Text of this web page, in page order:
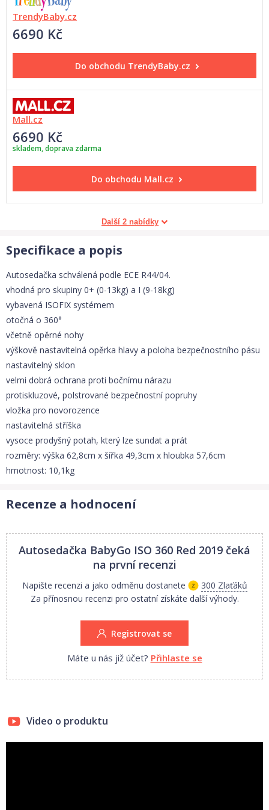
TrendyBaby.cz
6690 Kč
Do obchodu TrendyBaby.cz
Mall.cz
6690 Kč
skladem, doprava zdarma
Do obchodu Mall.cz
Další 2 nabídky
Specifikace a popis
Autosedačka schválená podle ECE R44/04.
vhodná pro skupiny 0+ (0-13kg) a I (9-18kg)
vybavená ISOFIX systémem
otočná o 360°
včetně opěrné nohy
výškově nastavitelná opěrka hlavy a poloha bezpečnostního pásu
nastavitelný sklon
velmi dobrá ochrana proti bočnímu nárazu
protiskluzové, polstrované bezpečnostní popruhy
vložka pro novorozence
nastavitelná stříška
vysoce prodyšný potah, který lze sundat a prát
rozměry: výška 62,8cm x šířka 49,3cm x hloubka 57,6cm
hmotnost: 10,1kg
Recenze a hodnocení
Autosedačka BabyGo ISO 360 Red 2019 čeká
na první recenzi
Napište recenzi a jako odměnu dostanete
300 Zlaťáků
Za přínosnou recenzi pro ostatní získáte další výhody.
Registrovat se
Máte u nás již účet? Přihlaste se
Video o produktu